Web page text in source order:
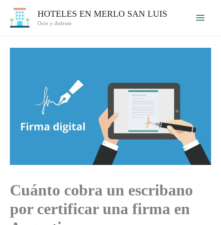
HOTELES EN MERLO SAN LUIS
Ocio y disfrute
Cuánto cobra un escribano
por certificar una firma en